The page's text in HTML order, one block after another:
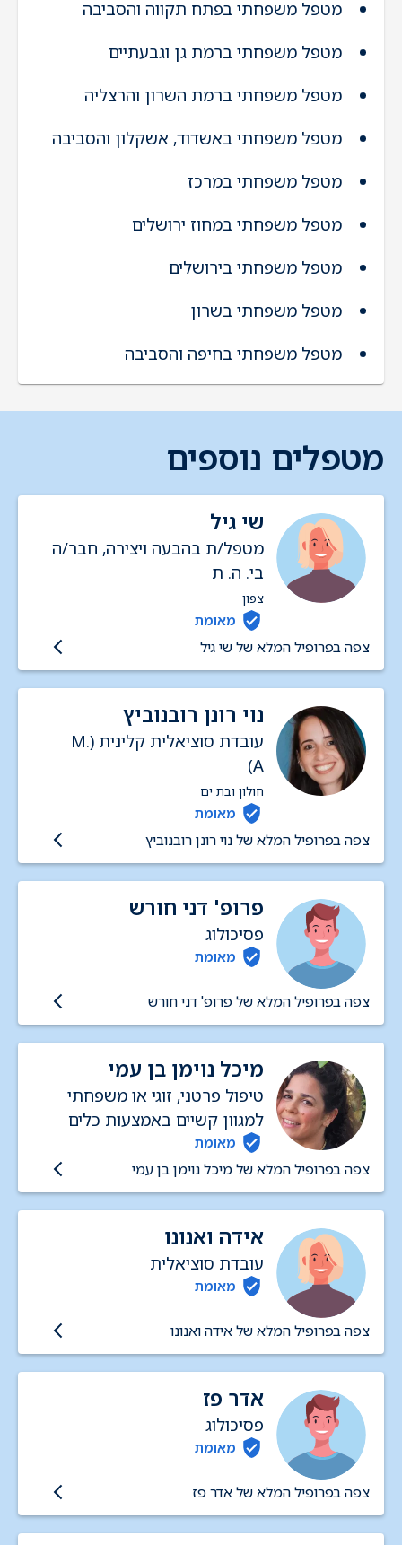
מטפל משפחתי בפתח תקווה והסביבה
מטפל משפחתי ברמת גן וגבעתיים
מטפל משפחתי ברמת השרון והרצליה
מטפל משפחתי באשדוד, אשקלון והסביבה
מטפל משפחתי במרכז
מטפל משפחתי במחוז ירושלים
מטפל משפחתי בירושלים
מטפל משפחתי בשרון
מטפל משפחתי בחיפה והסביבה
מטפלים נוספים
שי גיל
מטפל/ת בהבעה ויצירה, חבר/ה
בי. ה. ת
צפון
מאומת
צפה בפרופיל המלא של שי גיל
נוי רונן רובנוביץ
עובדת סוציאלית קלינית (M.
A)
חולון ובת ים
מאומת
צפה בפרופיל המלא של נוי רונן רובנוביץ
פרופ' דני חורש
פסיכולוג
מאומת
צפה בפרופיל המלא של פרופ' דני חורש
מיכל נוימן בן עמי
טיפול פרטני, זוגי או משפחתי
למגוון קשיים באמצעות כלים
שונים בהתאמה למטופל, מטרות
ותוכנית הטיפול
מאומת
צפה בפרופיל המלא של מיכל נוימן בן עמי
אידה ואנונו
עובדת סוציאלית
מאומת
צפה בפרופיל המלא של אידה ואנונו
אדר פז
פסיכולוג
מאומת
צפה בפרופיל המלא של אדר פז